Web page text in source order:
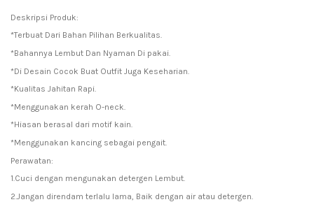
Deskripsi Produk:
*Terbuat Dari Bahan Pilihan Berkualitas.
*Bahannya Lembut Dan Nyaman Di pakai.
*Di Desain Cocok Buat Outfit Juga Keseharian.
*Kualitas Jahitan Rapi.
*Menggunakan kerah O-neck.
*Hiasan berasal dari motif kain.
*Menggunakan kancing sebagai pengait.
Perawatan:
1.Cuci dengan mengunakan detergen Lembut.
2.Jangan direndam terlalu lama, Baik dengan air atau detergen.